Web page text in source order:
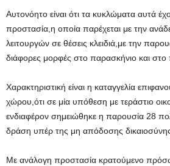
Αυτονόητο είναι ότι τα κυκλώματα αυτά
προστασία,η οποία παρέχεται με την
λειτουργών σε θέσεις κλειδιά,με την
διάφορες μορφές στο παρασκήνιο και στο
Χαρακτηριστική είναι η καταγγελία
χώρου,ότι σε μία υπόθεση με τεράστιο
ενδιαφέρον σημειώθηκε η παρουσία 28
δράση υπέρ της μη απόδοσης
Με ανάλογη προστασία κρατούμενο